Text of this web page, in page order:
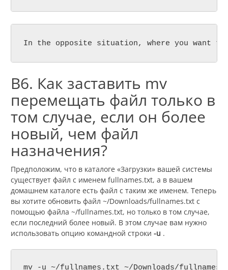
In the opposite situation, where you want
В6. Как заставить mv
перемещать файл только в
том случае, если он более
новый, чем файл
назначения?
Предположим, что в каталоге «Загрузки» вашей системы
существует файл с именем fullnames.txt, а в вашем
домашнем каталоге есть файл с таким же именем. Теперь
вы хотите обновить файл ~/Downloads/fullnames.txt с
помощью файла ~/fullnames.txt, но только в том случае,
если последний более новый. В этом случае вам нужно
использовать опцию командной строки -u .
mv -u ~/fullnames.txt ~/Downloads/